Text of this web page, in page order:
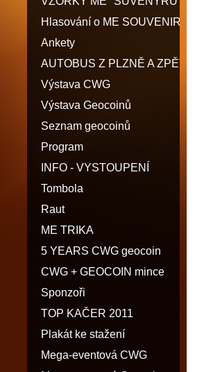
Hlasování o ME SOUVENIR
Ankety
AUTOBUS Z PLZNĚ A ZPĚT
Výstava CWG
Výstava Geocoinů
Seznam geocoinů
Program
INFO - VYSTOUPENÍ
Tombola
Raut
ME TRIKA
5 YEARS CWG geocoin
CWG + GEOCOIN mince
Sponzoři
TOP KAČER 2011
Plakát ke stažení
Mega-eventová CWG